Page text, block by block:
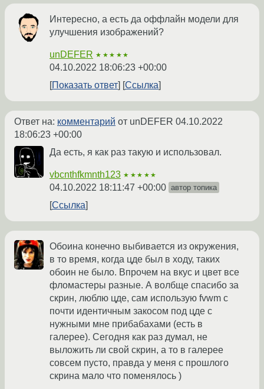
Интересно, а есть да оффлайн модели для
улучшения изображений?
unDEFER ★★★★★
04.10.2022 18:06:23 +00:00
Показать ответ
Ссылка
Ответ на: комментарий от unDEFER 04.10.2022
18:06:23 +00:00
Да есть, я как раз такую и использовал.
vbcnthfkmnth123 ★★★★★
04.10.2022 18:11:47 +00:00 автор топика
Ссылка
Обоина конечно выбивается из окружения,
в то время, когда цде был в ходу, таких
обоин не было. Впрочем на вкус и цвет все
фломастеры разные. А волбще спасибо за
скрин, люблю цде, сам использую fvwm с
почти идентичным закосом под цде с
нужными мне прибабахами (есть в
галерее). Сегодня как раз думал, не
выложить ли свой скрин, а то в галерее
совсем пусто, правда у меня с прошлого
скрина мало что поменялось )